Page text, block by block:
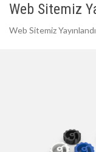
Web Sitemiz
Web Sitemiz